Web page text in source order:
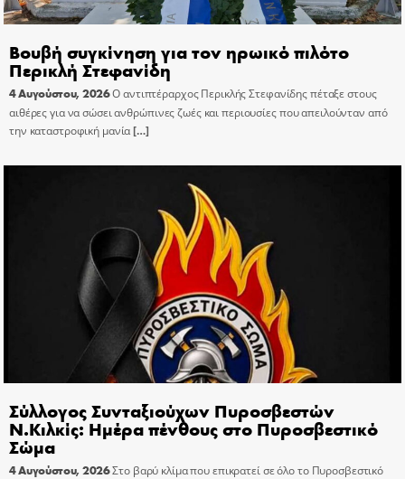
Βουβή συγκίνηση για τον ηρωικό πιλότο
Περικλή Στεφανίδη
4 Αυγούστου, 2026Ο αντιπτέραρχος Περικλής Στεφανίδης πέταξε στους
αιθέρες για να σώσει ανθρώπινες ζωές και περιουσίες που απειλούνταν από
την καταστροφική μανία[…]
Σύλλογος Συνταξιούχων Πυροσβεστών
Ν.Κιλκίς: Ημέρα πένθους στο Πυροσβεστικό
Σώμα
4 Αυγούστου, 2026Στο βαρύ κλίμα που επικρατεί σε όλο το Πυροσβεστικό